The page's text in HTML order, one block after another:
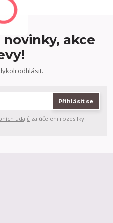
akce
odhlásit.
Přihlásit se
údajů za účelem rozesílky